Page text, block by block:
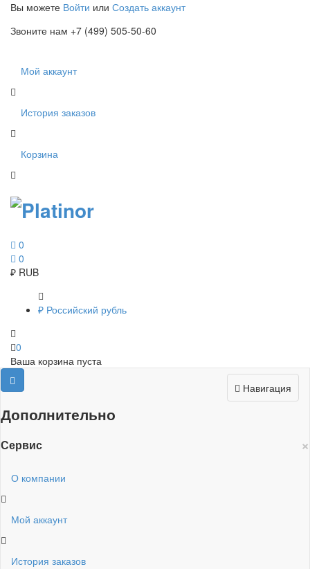
Вы можете Войти или Создать аккаунт
Звоните нам +7 (499) 505-50-60
Мой аккаунт
История заказов
Корзина
0
0
₽ RUB
₽ Российский рубль
0
Ваша корзина пуста
Навигация
Дополнительно
×
Сервис
О компании
Мой аккаунт
История заказов